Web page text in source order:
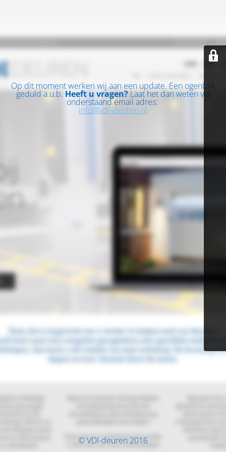
Op dit moment werken wij aan een update. Een ogenblik
geduld a.u.b. Heeft u vragen? Laat het dan weten via
onderstaand email adres:
info@vdi-deuren.nl
© VDI-deuren 2016